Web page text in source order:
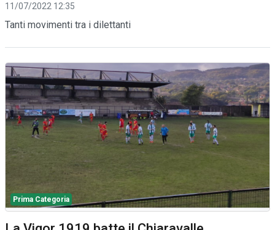
11/07/2022 12:35
Tanti movimenti tra i dilettanti
Prima Categoria